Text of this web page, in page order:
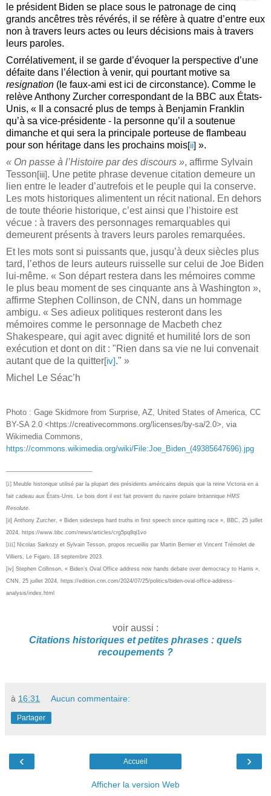
le président Biden se place sous le patronage de cinq
grands ancêtres très révérés, il se réfère à quatre d’entre eux
non à travers leurs actes ou leurs décisions mais à travers
leurs paroles.
Corrélativement, il se garde d’évoquer la perspective d’une
défaite dans l’élection à venir, qui pourtant motive sa
resignation (le faux-ami est ici de circonstance). Comme le
relève Anthony Zurcher correspondant de la BBC aux États-
Unis, « Il a consacré plus de temps à Benjamin Franklin
qu’à sa vice-présidente ‑ la personne qu’il a soutenue
dimanche et qui sera la principale porteuse de flambeau
pour son héritage dans les prochains mois[ii] ».
« On passe à l’Histoire par des discours », affirme Sylvain
Tesson[iii]. Une petite phrase devenue citation demeure un
lien entre le leader d’autrefois et le peuple qui la conserve.
Les mots historiques alimentent un récit national. En dehors
de toute théorie historique, c’est ainsi que l’histoire est
vécue : à travers des personnages remarquables qui
demeurent présents à travers leurs paroles remarquées.
Et les mots sont si puissants que, jusqu’à deux siècles plus
tard, l’ethos de leurs auteurs ruisselle sur celui de Joe Biden
lui-même. « Son départ restera dans les mémoires comme
le plus beau moment de ses cinquante ans à Washington »,
affirme Stephen Collinson, de CNN, dans un hommage
ambigu. « Ses adieux politiques resteront dans les
mémoires comme le personnage de Macbeth chez
Shakespeare, qui agit avec dignité et humilité lors de son
exécution et dont on dit : "Rien dans sa vie ne lui convenait
autant que de la quitter[iv]." »
Michel Le Séac’h
Photo : Gage Skidmore from Surprise, AZ, United States of America, CC
BY-SA 2.0 <https://creativecommons.org/licenses/by-sa/2.0>, via
Wikimedia Commons,
https://commons.wikimedia.org/wiki/File:Joe_Biden_(49385647696).jpg
[i] Meuble historique utilisé par la plupart des présidents américains depuis que la reine Victoria en a
fait cadeau aux États-Unis. Le bois dont il est fait provient du navire polaire britannique HMS
Resolute
[ii] Anthony Zurcher, « Biden sidesteps hard truths in first speech since quitting race », BBC, 25 juillet
2024, https://www.bbc.com/news/articles/crg5pq8ql1vo
[iii] Nicolas Sarkozy et Sylvain Tesson, propos recueillis par Martin Bernier et Vincent Trémolet de
Villiers, Le Figaro, 18 septembre 2023.
[iv] Stephen Collinson, « Biden’s Oval Office address now hands debate over democracy to Harris »,
CNN, 25 juillet 2024, https://edition.cnn.com/2024/07/25/politics/biden-oval-office-address-
analysis/index.html
voir aussi :
Citations historiques et petites phrases : quels
recoupements ?
à 16:31 Aucun commentaire:
Partager
‹ ›
Accueil
Afficher la version Web